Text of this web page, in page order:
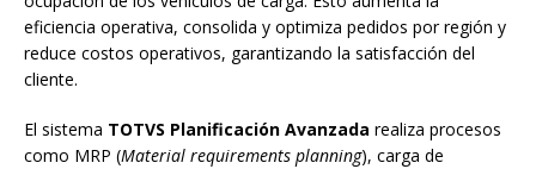
eficiencia operativa, consolida y optimiza pedidos por región y
reduce costos operativos, garantizando la satisfacción del
cliente.
El sistema TOTVS Planificación Avanzada realiza procesos
como MRP (Material requirements planning), carga de